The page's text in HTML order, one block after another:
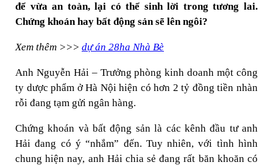
để vừa an toàn, lại có thể sinh lời trong tương lai.
Chứng khoán hay bất động sản sẽ lên ngôi?
Xem thêm >>> dự án 28ha Nhà Bè
Anh Nguyễn Hải – Trưởng phòng kinh doanh một công
ty dược phẩm ở Hà Nội hiện có hơn 2 tỷ đồng tiền nhàn
rỗi đang tạm gửi ngân hàng.
Chứng khoán và bất động sản là các kênh đầu tư anh
Hải đang có ý “nhắm” đến. Tuy nhiên, với tình hình
chung hiện nay, anh Hải chia sẻ đang rất băn khoăn có